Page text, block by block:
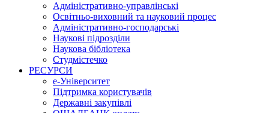
Адміністративно-управлінські
Освітньо-виховний та науковий процес
Адміністративно-господарські
Наукові підрозділи
Наукова бібліотека
Студмістечко
РЕСУРСИ
е-Університет
Підтримка користувачів
Державні закупівлі